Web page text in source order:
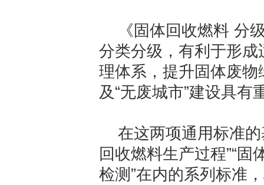
《固体回收燃料 分
分类分级，有利于形
理体系，提升固体废
及“无废城市”建设具有
在这两项通用标准
回收燃料生产过程”“固
检测”在内的系列标准